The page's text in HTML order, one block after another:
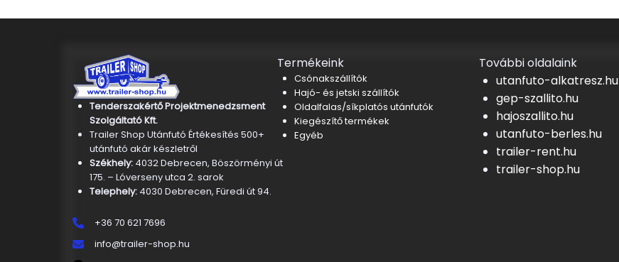
Tenderszakértő Projektmenedzsment
Szolgáltató Kft.
Trailer Shop Utánfutó Értékesítés 500+
utánfutó akár készletről
Székhely: 4032 Debrecen, Böszörményi út
175. – Lóverseny utca 2. sarok
Telephely: 4030 Debrecen, Füredi út 94.
+36 70 621 7696
info@trailer-shop.hu
Termékeink
Csónakszállítók
Hajó- és jetski szállítók
Oldalfalas/síkplatós utánfutók
Kiegészítő termékek
Egyéb
További oldalaink
utanfuto-alkatresz.hu
gep-szallito.hu
hajoszallito.hu
utanfuto-berles.hu
trailer-rent.hu
trailer-shop.hu